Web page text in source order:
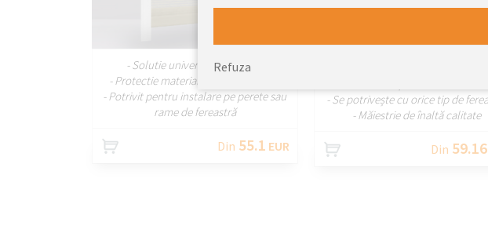
- Solutie universala cu caseta
- Protectie materiala si design estetic
- Potrivit pentru instalare pe perete sau
rame de fereastră
Din 55.1 EUR
- Se potrivește cu orice tip de
- Măiestrie de înaltă calitate
Din 59.16
Refuza